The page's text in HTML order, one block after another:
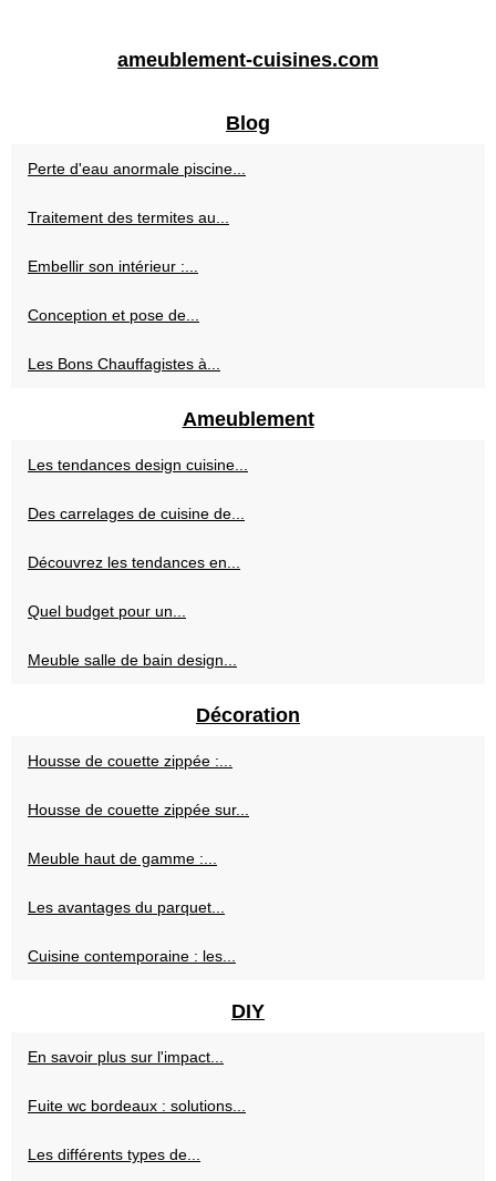
ameublement-cuisines.com
Blog
Perte d'eau anormale piscine...
Traitement des termites au...
Embellir son intérieur :...
Conception et pose de...
Les Bons Chauffagistes à...
Ameublement
Les tendances design cuisine...
Des carrelages de cuisine de...
Découvrez les tendances en...
Quel budget pour un...
Meuble salle de bain design...
Décoration
Housse de couette zippée :...
Housse de couette zippée sur...
Meuble haut de gamme :...
Les avantages du parquet...
Cuisine contemporaine : les...
DIY
En savoir plus sur l'impact...
Fuite wc bordeaux : solutions...
Les différents types de...